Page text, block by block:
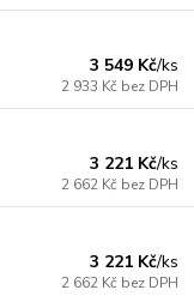
3 549 Kč/ks
2 933 Kč bez DPH
3 221 Kč/ks
2 662 Kč bez DPH
3 221 Kč/ks
2 662 Kč bez DPH